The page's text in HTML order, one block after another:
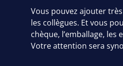
Vous pouvez ajouter
les collègues. Et vous
chèque, l’emballage, les
Votre attention sera